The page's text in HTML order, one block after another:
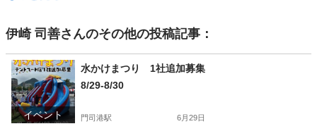
伊崎 司善さんのその他の投稿記事：
イベント
水かけまつり 1社追加募集
8/29-8/30
門司港駅 6月29日